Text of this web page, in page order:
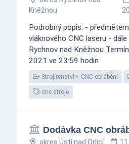
Kněžnou
Podrobný popis: -
vláknového CNC laseru -
Rychnov nad Kněžnou
2021 ve 23:59 hodin
Strojírenství CNC obrábění
cnc stroje
Dodávka CNC
okres Ústí nad Orlicí